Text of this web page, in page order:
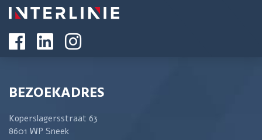
BEZOEKADRES
Koperslagersstraat 63
8601 WP Sneek